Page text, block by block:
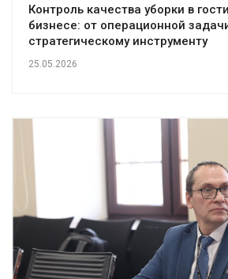
Контроль качества уборки в
бизнесе: от операционной
стратегическому инструменту
25.05.2026